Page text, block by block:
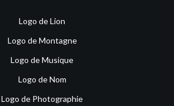
Logo de Lion
Logo de Montagne
Logo de Musique
Logo de Nom
Logo de Photographie